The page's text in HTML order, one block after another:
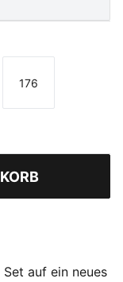
Größe
176
auf ein neues